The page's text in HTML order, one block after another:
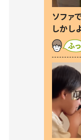
ソファ
しかし
察した
す！」「